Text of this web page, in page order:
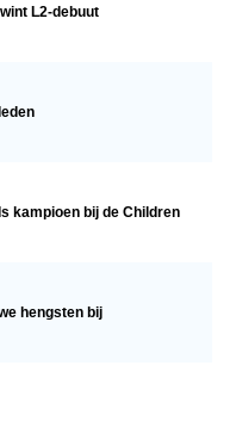
L2-debuut
kampioen bij de Children
hengsten bij